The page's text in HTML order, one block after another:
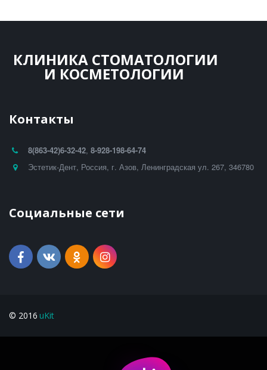
КЛИНИКА СТОМАТОЛОГИИ
И КОСМЕТ­­ОЛОГИИ
Контакты
8(863-42)6-32-42, 8-928-198-64-74
Эстетик-Дент, Россия, г. Азов, Ленинградская ул. 267, 346780
Социальные сети
© 2016 uKit